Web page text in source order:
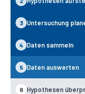
3 Untersuchung
4 Daten sammeln
5 Daten auswerten
6 Hypothesen